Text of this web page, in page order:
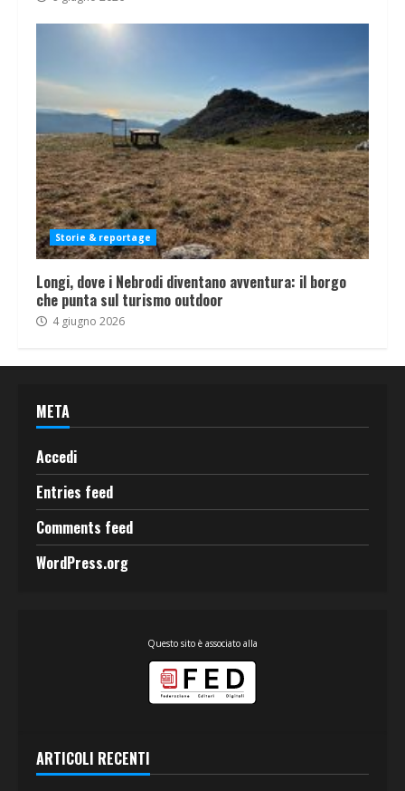
Storie & reportage
Longi, dove i Nebrodi diventano avventura: il borgo
che punta sul turismo outdoor
4 giugno 2026
META
Accedi
Entries feed
Comments feed
WordPress.org
Questo sito è associato alla
ARTICOLI RECENTI